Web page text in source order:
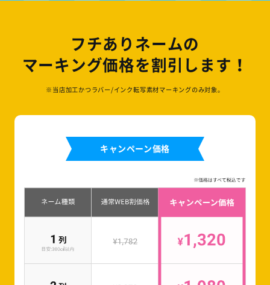
フチありネームの
マーキング価格を割引します！
※当店加工かつラバー/インク転写素材マーキングのみ対象。
キャンペーン価格